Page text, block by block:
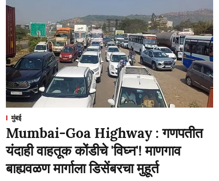
मुंबई
Mumbai-Goa Highway : गणपतीत
यंदाही वाहतूक कोंडीचे 'विघ्न'! माणगाव
बाह्यवळण मार्गाला डिसेंबरचा मुहूर्त